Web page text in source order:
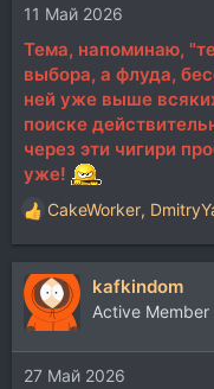
11 Май 2026
Тема, напоминаю,
выбора, а флуда,
ней уже выше
поиске
через эти чигири
уже!
Р
е
а
к
ц
и
и
:
CakeWorker,
kafkindom
Active Member
27 Май 2026